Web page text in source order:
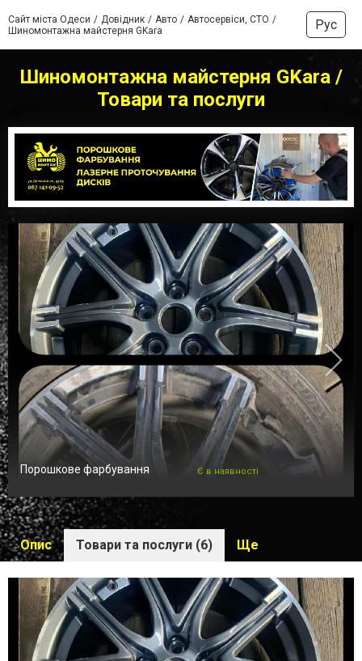
Сайт міста Одеси Довідник Авто
Автосервіси, СТО
Шиномонтажна майстерня GKara
Рус
Шиномонтажна майстерня GKara /
Товари та послуги
Порошкове фарбування Є в наявності
Опис Товари та послуги (6) Ще